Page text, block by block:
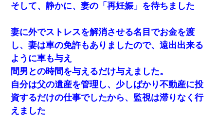
そして、静かに、妻の「再妊娠」を待ちました
妻に外でストレスを解消させる名目でお金を渡
し、妻は車の免許もありましたので、遠出出来る
ように車も与え
間男との時間を与えるだけ与えました。
自分は父の遺産を管理し、少しばかり不動産に投
資するだけの仕事でしたから、監視は滞りなく行
えました